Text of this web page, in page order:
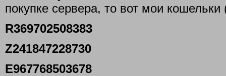
покупке сервера, то вот мои
R369702508383
Z241847228730
E967768503678